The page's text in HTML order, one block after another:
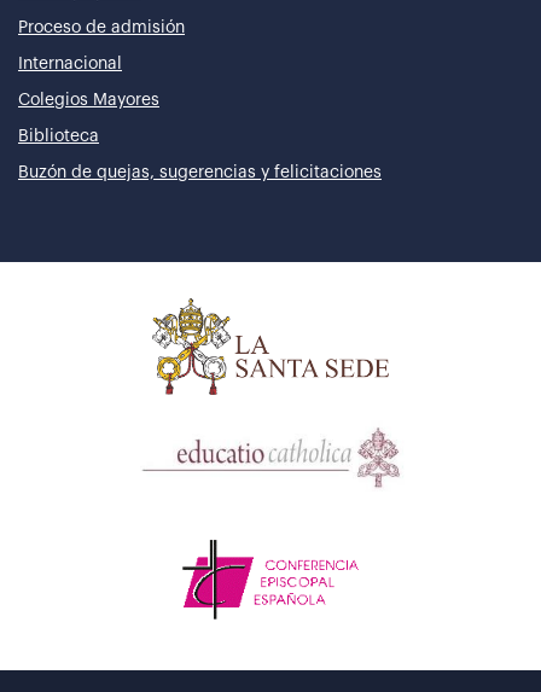
Proceso de admisión
Internacional
Colegios Mayores
Biblioteca
Buzón de quejas, sugerencias y felicitaciones